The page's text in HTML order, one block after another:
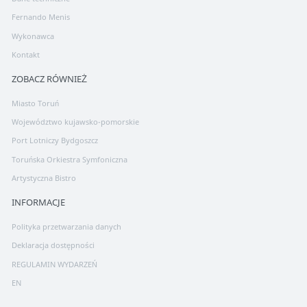
Fernando Menis
Wykonawca
Kontakt
ZOBACZ RÓWNIEŻ
Miasto Toruń
Województwo kujawsko-pomorskie
Port Lotniczy Bydgoszcz
Toruńska Orkiestra Symfoniczna
Artystyczna Bistro
INFORMACJE
Polityka przetwarzania danych
Deklaracja dostępności
REGULAMIN WYDARZEŃ
EN